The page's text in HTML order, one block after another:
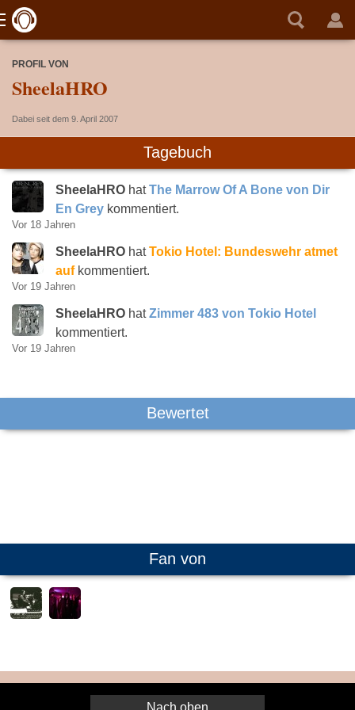
PROFIL VON
SheelaHRO
Dabei seit dem 9. April 2007
Tagebuch
SheelaHRO hatThe Marrow Of A Bone von Dir
En Grey kommentiert.
Vor 18 Jahren
SheelaHRO hatTokio Hotel: Bundeswehr atmet
aufkommentiert.
Vor 19 Jahren
SheelaHRO hatZimmer 483 von Tokio Hotel
kommentiert.
Vor 19 Jahren
Bewertet
Fan von
Nach oben